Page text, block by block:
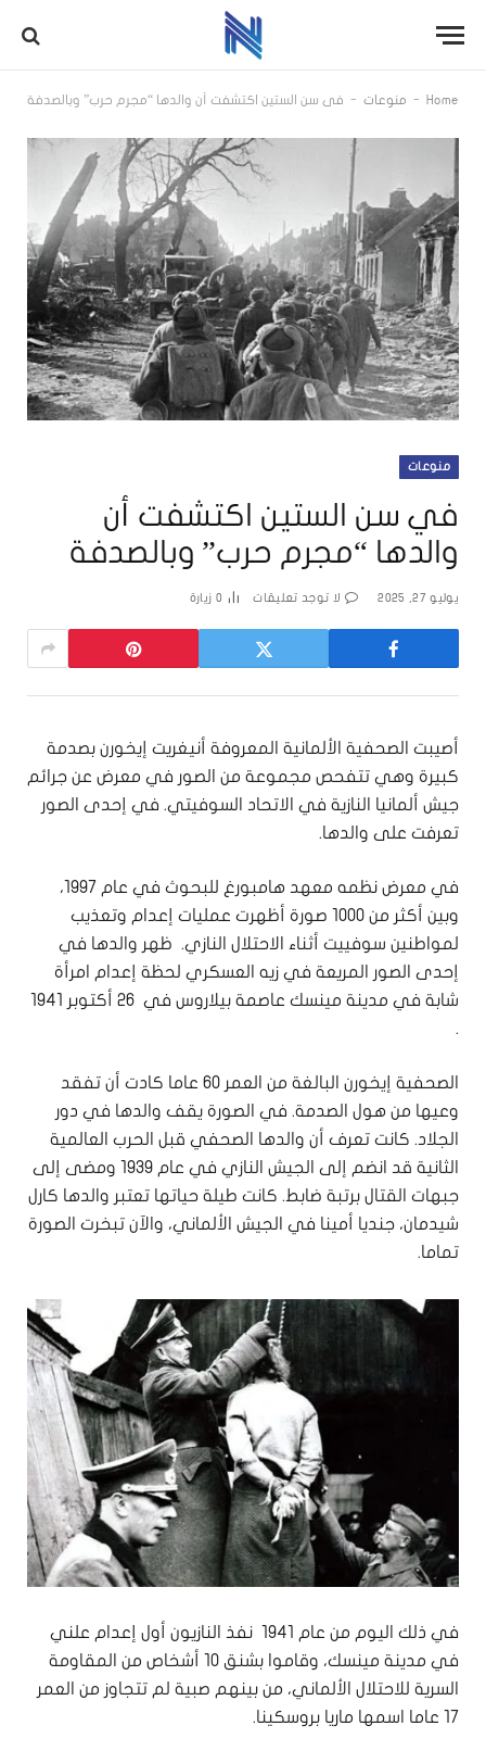
Home
- منوعات - في سن الستين اكتشفت أن والدها “مجرم حرب” وبالصدفة
منوعات
في سن الستين اكتشفت أن
والدها “مجرم حرب” وبالصدفة
يوليو 27, 2025 لا توجد تعليقات 0 زيارة
أصيبت الصحفية الألمانية المعروفة أنيغريت إيخورن بصدمة
كبيرة وهي تتفحص مجموعة من الصور في معرض عن جرائم
جيش ألمانيا النازية في الاتحاد السوفيتي. في إحدى الصور
تعرفت على والدها.
في معرض نظمه معهد هامبورغ للبحوث في عام 1997،
وبين أكثر من 1000 صورة أظهرت عمليات إعدام وتعذيب
لمواطنين سوفييت أثناء الاحتلال النازي. ظهر والدها في
إحدى الصور المريعة في زيه العسكري لحظة إعدام امرأة
شابة في مدينة مينسك عاصمة بيلاروس في 26 أكتوبر 1941
.
الصحفية إيخورن البالغة من العمر 60 عاما كادت أن تفقد
وعيها من هول الصدمة. في الصورة يقف والدها في دور
الجلاد. كانت تعرف أن والدها الصحفي قبل الحرب العالمية
الثانية قد انضم إلى الجيش النازي في عام 1939 ومضى إلى
جبهات القتال برتبة ضابط. كانت طيلة حياتها تعتبر والدها كارل
شيدمان، جنديا أمينا في الجيش الألماني، والآن تبخرت الصورة
تماما.
في ذلك اليوم من عام 1941 نفذ النازيون أول إعدام علني
في مدينة مينسك، وقاموا بشنق 10 أشخاص من المقاومة
السرية للاحتلال الألماني، من بينهم صبية لم تتجاوز من العمر
17 عاما اسمها ماريا بروسكينا.